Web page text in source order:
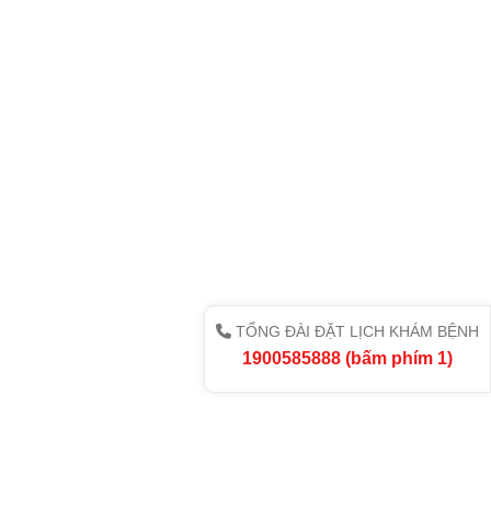
TỔNG ĐÀI ĐẶT LỊCH KHÁM BỆNH
1900585888 (bấm phím 1)